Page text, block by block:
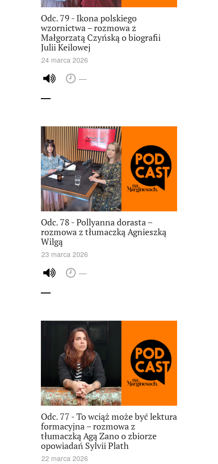
Odc. 79 - Ikona polskiego
wzornictwa – rozmowa z
Małgorzatą Czyńską o biografii
Julii Keilowej
24 marca 2026
—
Odc. 78 - Pollyanna dorasta –
rozmowa z tłumaczką Agnieszką
Wilgą
23 marca 2026
—
Odc. 77 - To wciąż może być lektura
formacyjna – rozmowa z
tłumaczką Agą Zano o zbiorze
opowiadań Sylvii Plath
22 marca 2026